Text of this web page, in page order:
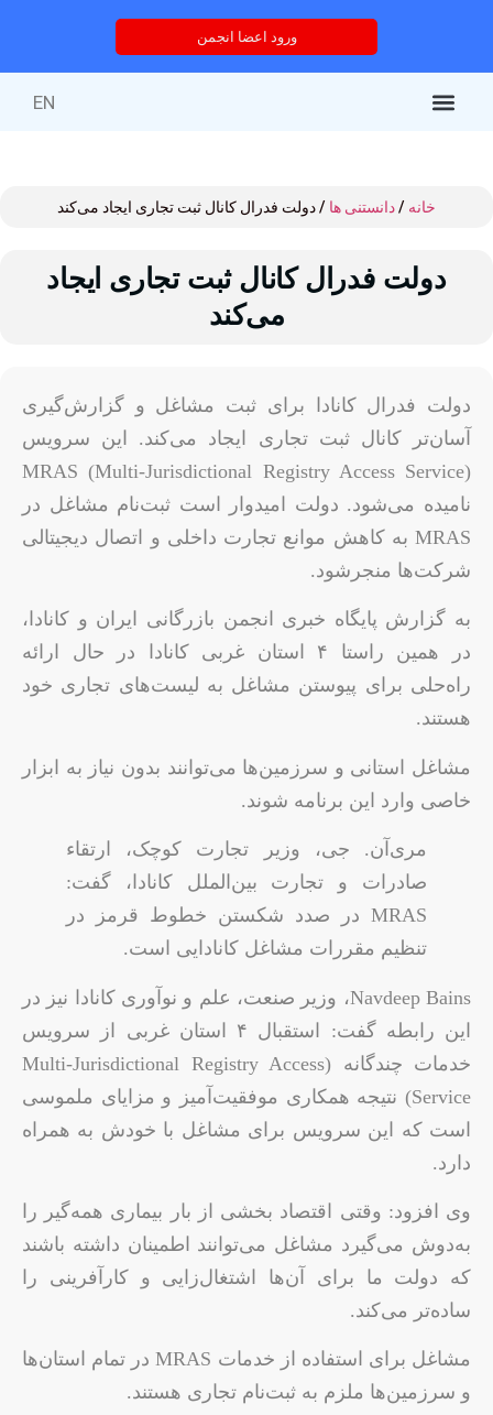
ورود اعضا انجمن
EN
خانه /دانستنی ها / دولت فدرال کانال ثبت تجاری ایجاد می‌کند
دولت فدرال کانال ثبت تجاری ایجاد
می‌کند
دولت فدرال کانادا برای ثبت مشاغل و گزارش‌گیری
آسان‌تر کانال ثبت تجاری ایجاد می‌کند. این سرویس
(MRAS (Multi-Jurisdictional Registry Access Service
نامیده می‌شود. دولت امیدوار است ثبت‌نام مشاغل در
MRAS به کاهش موانع تجارت داخلی و اتصال دیجیتالی
شرکت‌ها منجرشود.
به گزارش پایگاه خبری انجمن بازرگانی ایران و کانادا،
در همین راستا ۴ استان غربی کانادا در حال ارائه
راه‌حلی برای پیوستن مشاغل به لیست‌های تجاری خود
هستند.
مشاغل استانی و سرزمین‌ها می‌توانند بدون نیاز به ابزار
خاصی وارد این برنامه شوند.
مری‌آن. جی، وزیر تجارت کوچک، ارتقاء
صادرات و تجارت بین‌الملل کانادا، گفت:
MRAS در صدد شکستن خطوط قرمز در
تنظیم مقررات مشاغل کانادایی است.
Navdeep Bains، وزیر صنعت، علم و نوآوری کانادا نیز در
این رابطه گفت: استقبال ۴ استان غربی از سرویس
خدمات چندگانه (Multi-Jurisdictional Registry Access
Service) نتیجه همکاری موفقیت‌آمیز و مزایای ملموسی
است که این سرویس برای مشاغل با خودش به همراه
دارد.
وی افزود: وقتی اقتصاد بخشی از بار بیماری همه‌گیر را
به‌دوش می‌گیرد مشاغل می‌توانند اطمینان داشته باشند
که دولت ما برای آن‌ها اشتغال‌زایی و کارآفرینی را
ساده‌تر می‌کند.
مشاغل برای استفاده از خدمات MRAS در تمام استان‌ها
و سرزمین‌ها ملزم به ثبت‌نام تجاری هستند.